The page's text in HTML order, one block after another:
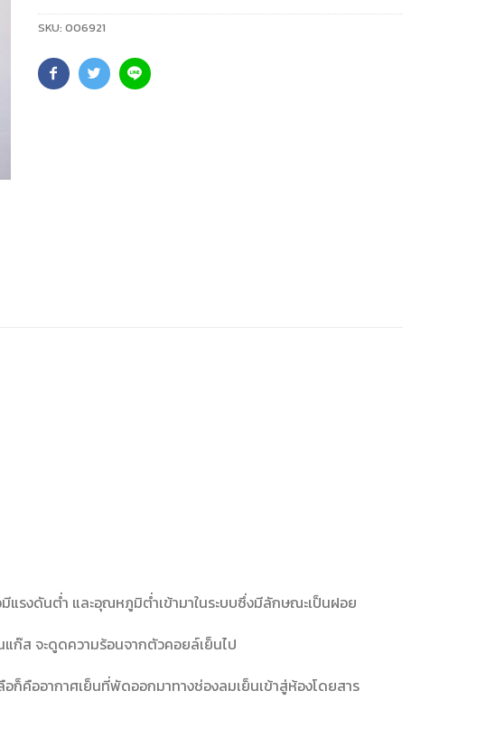
SKU: 006921
แรงดันต่ำ และอุณหภูมิต่ำเข้ามาในระบบซึ่งมีลักษณะเป็นฝอย
แก๊ส จะดูดความร้อนจากตัวคอยล์เย็นไป
ก็คืออากาศเย็นที่พัดออกมาทางช่องลมเย็นเข้าสู่ห้องโดยสาร